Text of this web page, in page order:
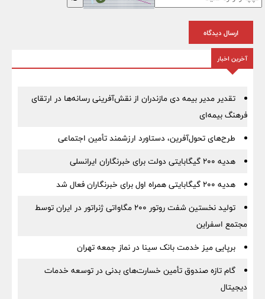
ارسال دیدگاه
آخرین اخبار
تقدیر مدیر بیمه دی مازندران از نقش‌آفرینی رسانه‌ها در ارتقای
فرهنگ بیمه‌ای
طرح‌های تحول‌آفرین، دستاورد ارزشمند تأمین اجتماعی
هدیه ۲۰۰ گیگابایتی دولت برای خبرنگاران ایرانسلی
هدیه ۲۰۰ گیگابایتی همراه اول برای خبرنگاران فعال شد
تولید نخستین شفت روتور ۲۰۰ مگاواتی ژنراتور در ایران توسط
مجتمع اسفراین
برپایی میز خدمت بانک سینا در نماز جمعه تهران
گام تازه صندوق تأمین خسارت‌های بدنی در توسعه خدمات
دیجیتال